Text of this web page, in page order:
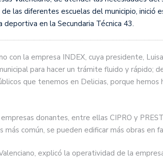
las diferentes escuelas del municipio, inició
deportiva en la Secundaria Técnica 43.
con la empresa INDEX, cuya presidente,
para hacer un trámite fluido y rápido;
que tenemos en Delicias, porque hemos
donantes, entre ellas CIPRO y
más común, se pueden edificar más obras en
explicó la operatividad de la